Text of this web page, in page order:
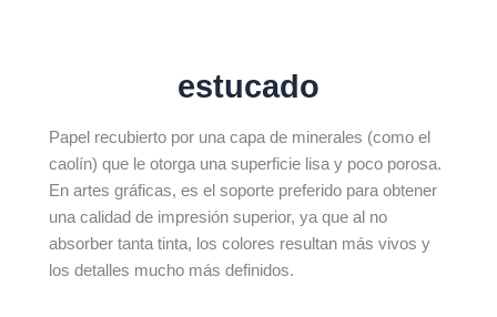
estucado
Papel recubierto por una capa de minerales (como el
caolín) que le otorga una superficie lisa y poco porosa.
En artes gráficas, es el soporte preferido para obtener
una calidad de impresión superior, ya que al no
absorber tanta tinta, los colores resultan más vivos y
los detalles mucho más definidos.